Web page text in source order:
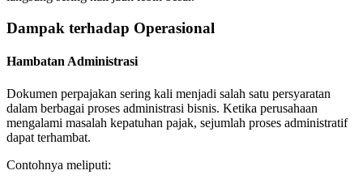
Dampak terhadap Operasional
Hambatan Administrasi
Dokumen perpajakan sering kali menjadi salah satu persyaratan
dalam berbagai proses administrasi bisnis. Ketika perusahaan
mengalami masalah kepatuhan pajak, sejumlah proses administratif
dapat terhambat.
Contohnya meliputi: